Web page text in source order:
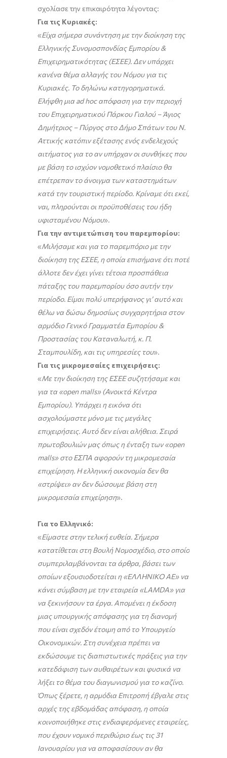
σχολίασε την επικαιρότητα λέγοντας:
Για τις Κυριακές:
«Είχα σήμερα συνάντηση με την διοίκηση της
Ελληνικής Συνομοσπονδίας Εμπορίου &
Επιχειρηματικότητας (ΕΣΕΕ). Δεν υπάρχει
κανένα θέμα αλλαγής του Νόμου για τις
Κυριακές. Το δηλώνω κατηγορηματικά.
Ελήφθη μια ad hoc απόφαση για την περιοχή
του Επιχειρηματικού Πάρκου Γιαλού – Άγιος
Δημήτριος – Πύργος στο Δήμο Σπάτων του Ν.
Αττικής κατόπιν εξέτασης ενός ενδελεχούς
αιτήματος για το αν υπήρχαν οι συνθήκες που
με βάση το ισχύον νομοθετικό πλαίσιο θα
επέτρεπαν το άνοιγμα των καταστημάτων
κατά την τουριστική περίοδο. Κρίναμε ότι εκεί,
ναι, πληρούνται οι προϋποθέσεις του ήδη
υφισταμένου Νόμου».
Για την αντιμετώπιση του παρεμπορίου:
«Μιλήσαμε και για το παρεμπόριο με την
διοίκηση της ΕΣΕΕ, η οποία επισήμανε ότι ποτέ
άλλοτε δεν έχει γίνει τέτοια προσπάθεια
πάταξης του παρεμπορίου όσο αυτήν την
περίοδο. Είμαι πολύ υπερήφανος γι’ αυτό και
θέλω να δώσω δημοσίως συγχαρητήρια στον
αρμόδιο Γενικό Γραμματέα Εμπορίου &
Προστασίας του Καταναλωτή, κ. Π.
Σταμπουλίδη, και τις υπηρεσίες του».
Για τις μικρομεσαίες επιχειρήσεις:
«Με την διοίκηση της ΕΣΕΕ συζητήσαμε και
για τα «open malls» (Ανοικτά Κέντρα
Εμπορίου). Υπάρχει η εικόνα ότι
ασχολούμαστε μόνο με τις μεγάλες
επιχειρήσεις. Αυτό δεν είναι αλήθεια. Σειρά
πρωτοβουλιών μας όπως η ένταξη των «open
malls» στο ΕΣΠΑ αφορούν τη μικρομεσαία
επιχείρηση. Η ελληνική οικονομία δεν θα
«στρίψει» αν δεν δώσουμε βάση στη
μικρομεσαία επιχείρηση».
Για το Ελληνικό:
«Είμαστε στην τελική ευθεία. Σήμερα
κατατίθεται στη Βουλή Νομοσχέδιο, στο οποίο
συμπεριλαμβάνονται τα άρθρα, βάσει των
οποίων εξουσιοδοτείται η «ΕΛΛΗΝΙΚΟ ΑΕ» να
κάνει σύμβαση με την εταιρεία «LAMDA» για
να ξεκινήσουν τα έργα. Απομένει η έκδοση
μιας υπουργικής απόφασης για τη διανομή
που είναι σχεδόν έτοιμη από το Υπουργείο
Οικονομικών. Στη συνέχεια πρέπει να
εκδώσουμε τις διαπιστωτικές πράξεις για την
κατεδάφιση των αυθαιρέτων και φυσικά να
λήξει το θέμα του διαγωνισμού για το καζίνο.
Όπως ξέρετε, η αρμόδια Επιτροπή έβγαλε στις
αρχές της εβδομάδας απόφαση, η οποία
κοινοποιήθηκε στις ενδιαφερόμενες εταιρείες,
που έχουν νομικό περιθώριο έως τις 31
Ιανουαρίου για να αποφασίσουν αν θα